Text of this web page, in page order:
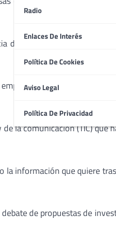
Radio
Enlaces De Interés
Política De Cookies
Aviso Legal
Política De Privacidad
del conocimiento en el
internacionales
la comunicación (TIC) que
información que quiere
de propuestas de